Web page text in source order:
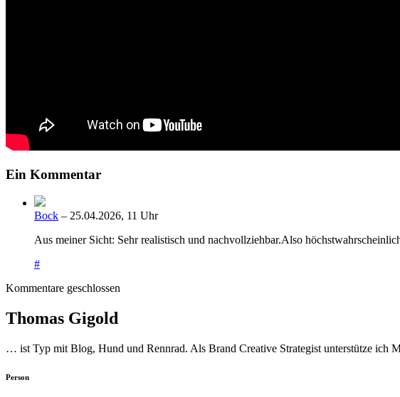
Ein Kommentar
Bock – 25.04.2026, 11 Uhr
Aus meiner Sicht: Sehr realistisch und nachvollziehbar.Also
#
Kommentare geschlossen
Thomas Gigold
… ist Typ mit Blog, Hund und Rennrad. Als Brand Creative Strategist unterstütze ich
Person